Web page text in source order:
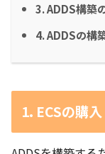
3. ADDS構築
4. ADDSの構
1. ECSの購入